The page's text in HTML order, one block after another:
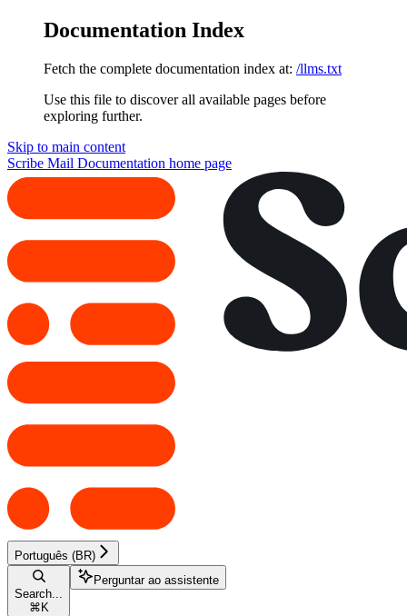
Documentation Index
Fetch the complete documentation index at: /llms.txt
Use this file to discover all available pages before
exploring further.
Skip to main content
Scribe Mail Documentation home page
Português (BR)
Search...
⌘ K
Perguntar ao assistente